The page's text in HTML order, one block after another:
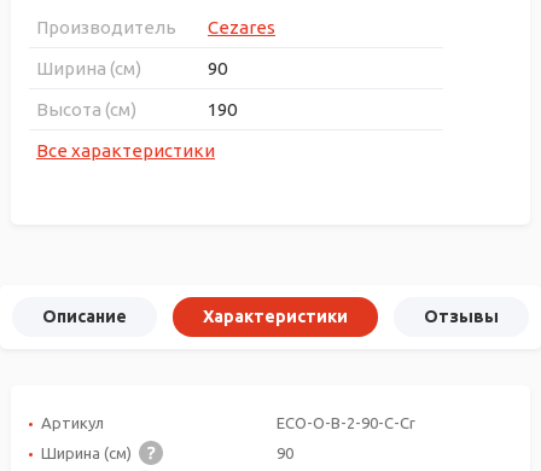
Производитель
Cezares
Ширина (см)
90
Высота (см)
190
Все характеристики
Описание Характеристики Отзывы
Артикул
ECO-O-B-2-90-C-Cr
Ширина (см)
90